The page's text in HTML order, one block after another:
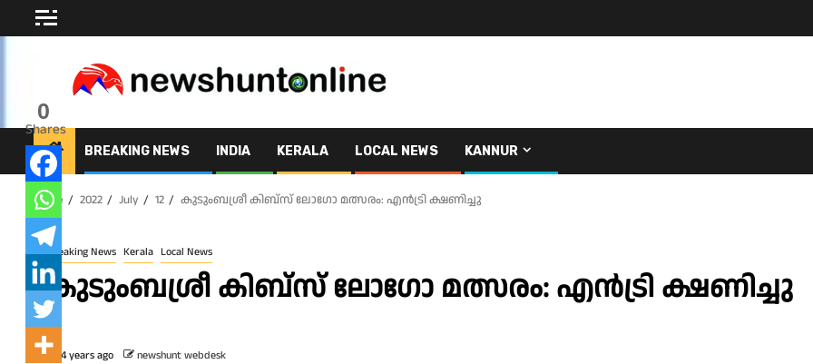
to
BREAKING NEWS INDIA KERALA LOCAL NEWS KANNUR
Home 2022 July 12 കുടുംബശ്രീ കിബ്‌സ് ലോഗോ മത്സരം: എൻട്രി ക്ഷണിച്ചു
Breaking News Kerala Local News
കുടുംബശ്രീ കിബ്‌സ് ലോഗോ മത്സരം: എൻട്രി ക്ഷണിച്ചു
4 years ago newshunt webdesk
0
Shares